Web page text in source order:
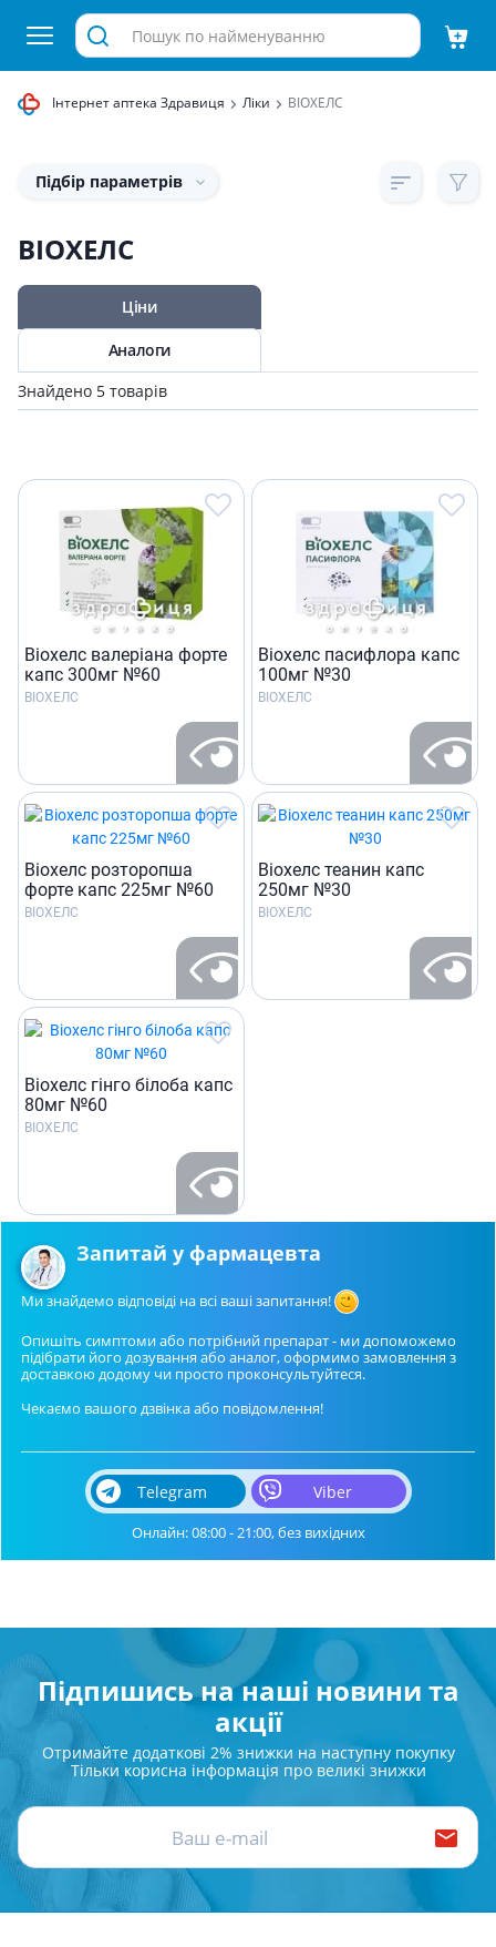
Інтернет аптека Здравиця Ліки BIOХЕЛС
Підбір параметрів
BIOХЕЛС
Ціни
Аналоги
Знайдено 5 товарів
Bioхелс валеріана форте
капс 300мг №60
BIOХЕЛС
Bioхелс пасифлора капс
100мг №30
BIOХЕЛС
Bioхелс розторопша
форте капс 225мг №60
BIOХЕЛС
Bioхелс теанин капс
250мг №30
BIOХЕЛС
Віохелс гінго білоба капс
80мг №60
BIOХЕЛС
Запитай у фармацевта
Ми знайдемо відповіді на всі ваші запитання!
Опишіть симптоми або потрібний препарат - ми допоможемо
підібрати його дозування або аналог, оформимо замовлення з
доставкою додому чи просто проконсультуйтеся.
Чекаємо вашого дзвінка або повідомлення!
Telegram Viber
Онлайн: 08:00 - 21:00, без вихідних
Підпишись на наші новини та
акції
Отримайте додаткові 2% знижки на наступну покупку
Тільки корисна інформація про великі знижки